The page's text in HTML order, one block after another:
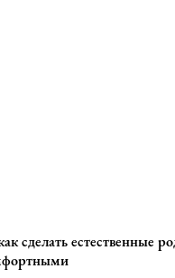
сделать естественные